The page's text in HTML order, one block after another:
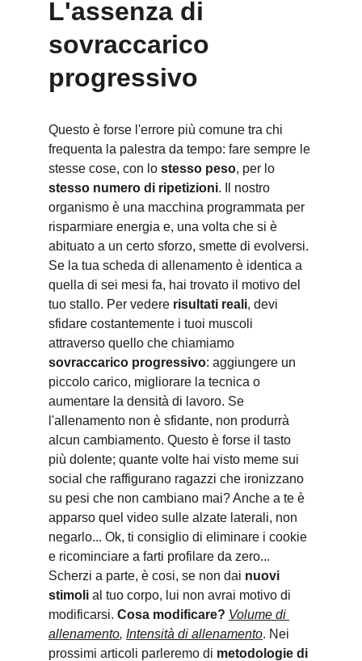
L'assenza di
sovraccarico
progressivo
Questo è forse l'errore più comune tra chi
frequenta la palestra da tempo: fare sempre le
stesse cose, con lo stesso peso, per lo
stesso numero di ripetizioni. Il nostro
organismo è una macchina programmata per
risparmiare energia e, una volta che si è
abituato a un certo sforzo, smette di evolversi.
Se la tua scheda di allenamento è identica a
quella di sei mesi fa, hai trovato il motivo del
tuo stallo. Per vedere risultati reali, devi
sfidare costantemente i tuoi muscoli
attraverso quello che chiamiamo
sovraccarico progressivo: aggiungere un
piccolo carico, migliorare la tecnica o
aumentare la densità di lavoro. Se
l'allenamento non è sfidante, non produrrà
alcun cambiamento. Questo è forse il tasto
più dolente; quante volte hai visto meme sui
social che raffigurano ragazzi che ironizzano
su pesi che non cambiano mai? Anche a te è
apparso quel video sulle alzate laterali, non
negarlo... Ok, ti consiglio di eliminare i cookie
e ricominciare a farti profilare da zero...
Scherzi a parte, è cosi, se non dai nuovi
stimoli al tuo corpo, lui non avrai motivo di
modificarsi. Cosa modificare? Volume di
allenamento, Intensità di allenamento. Nei
prossimi articoli parleremo di metodologie di